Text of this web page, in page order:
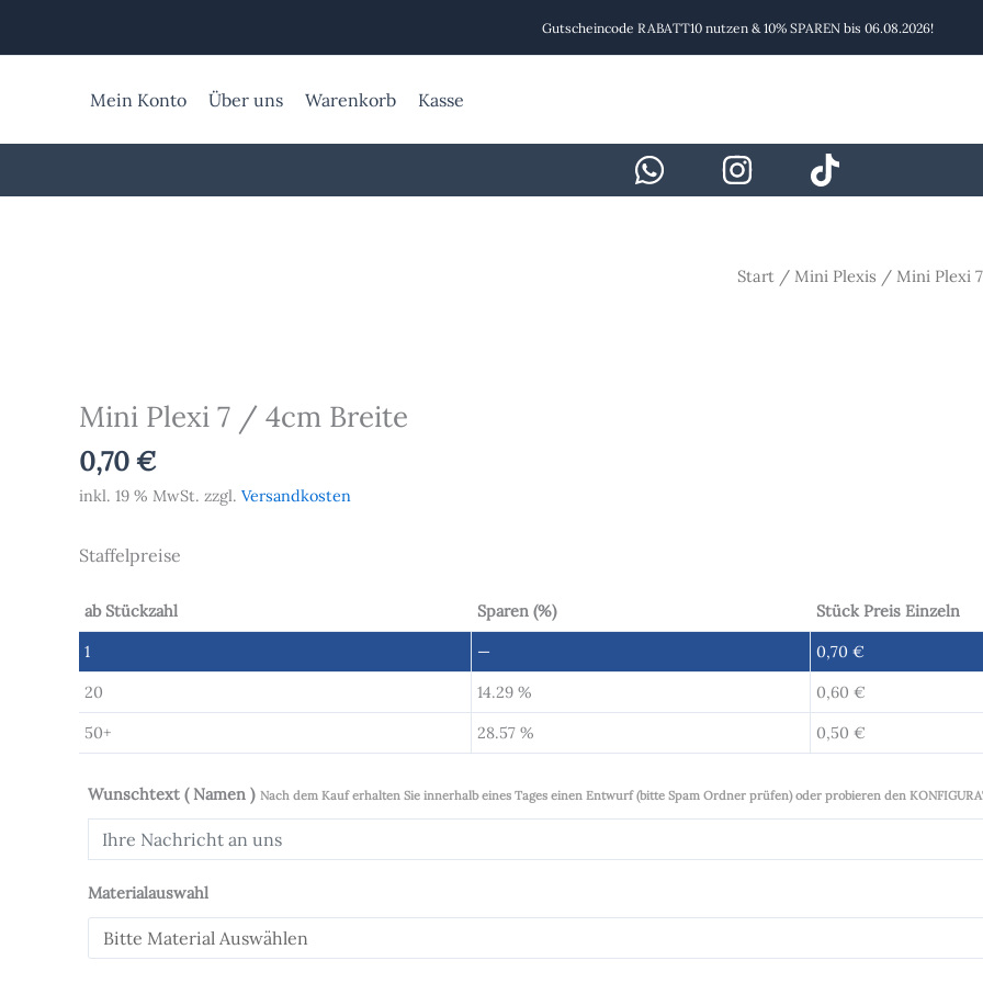
Gutscheincode RABATT10 nutzen & 10% SPAREN bis 06.08.2026!
Mein Konto Über uns Warenkorb Kasse
Start / Mini Plexis / Mini Plexi
Mini Plexi 7 / 4cm Breite
0,70€
inkl. 19 % MwSt. zzgl. Versandkosten
Staffelpreise
ab Stückzahl Sparen (%) Stück Preis Einzeln
1 — 0,70 €
20 14.29 % 0,60 €
50+ 28.57 % 0,50 €
Wunschtext ( Namen ) Nach dem Kauf erhalten Sie innerhalb eines Tages einen Entwurf (bitte Spam Ordner prüfen) oder probieren den
Materialauswahl
Breite
Menge